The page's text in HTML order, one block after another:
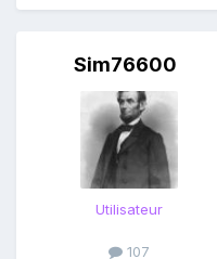
Sim76600
Utilisateur
107